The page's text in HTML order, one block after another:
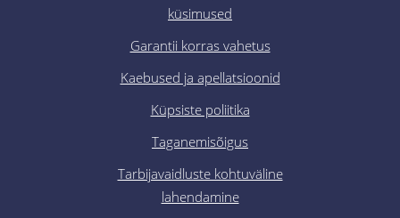
küsimused
Garantii korras vahetus
Kaebused ja apellatsioonid
Küpsiste poliitika
Taganemisõigus
Tarbijavaidluste kohtuväline
lahendamine